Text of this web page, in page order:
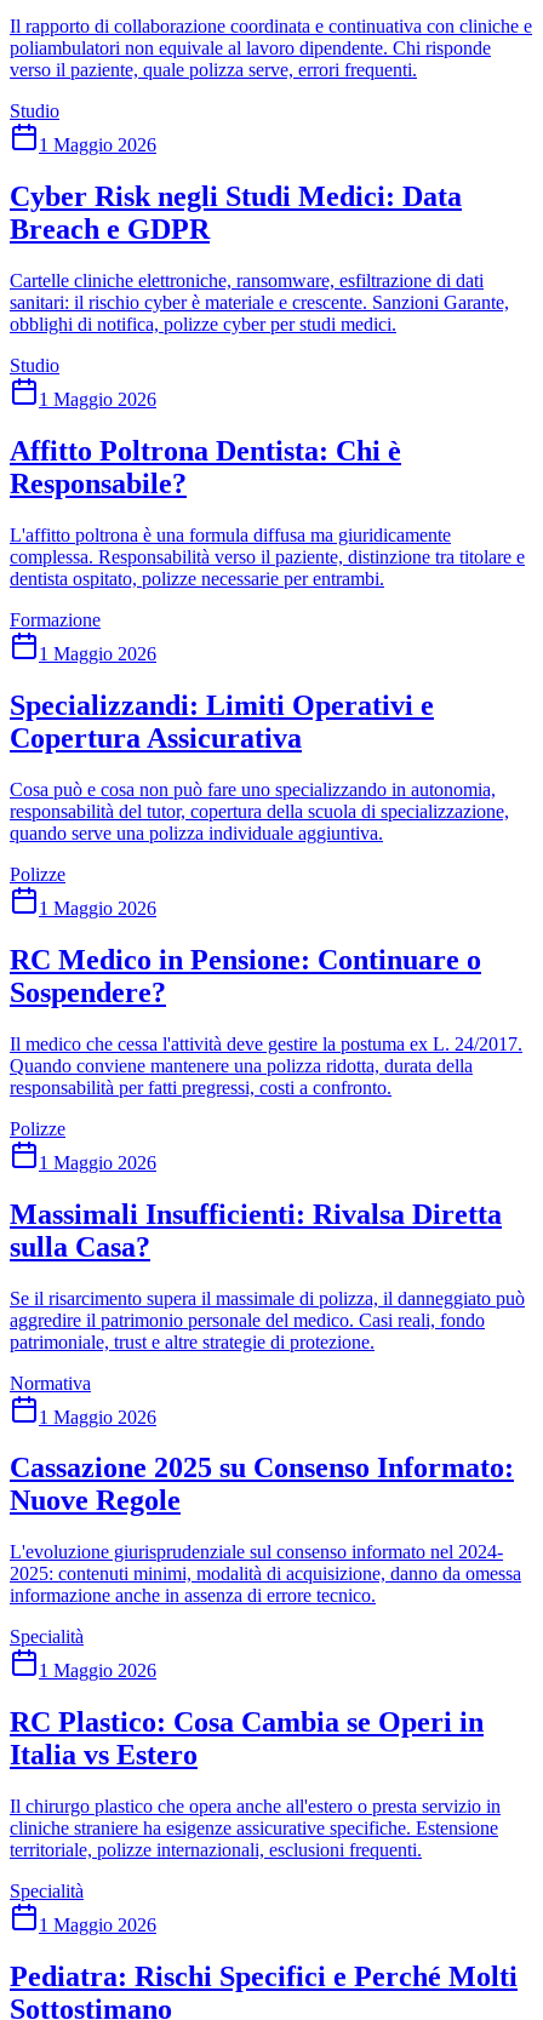
Il rapporto di collaborazione coordinata e continuativa con cliniche e
poliambulatori non equivale al lavoro dipendente. Chi risponde
verso il paziente, quale polizza serve, errori frequenti.
Studio
1 Maggio 2026
Cyber Risk negli Studi Medici: Data
Breach e GDPR
Cartelle cliniche elettroniche, ransomware, esfiltrazione di dati
sanitari: il rischio cyber è materiale e crescente. Sanzioni Garante,
obblighi di notifica, polizze cyber per studi medici.
Studio
1 Maggio 2026
Affitto Poltrona Dentista: Chi è
Responsabile?
L'affitto poltrona è una formula diffusa ma giuridicamente
complessa. Responsabilità verso il paziente, distinzione tra titolare e
dentista ospitato, polizze necessarie per entrambi.
Formazione
1 Maggio 2026
Specializzandi: Limiti Operativi e
Copertura Assicurativa
Cosa può e cosa non può fare uno specializzando in autonomia,
responsabilità del tutor, copertura della scuola di specializzazione,
quando serve una polizza individuale aggiuntiva.
Polizze
1 Maggio 2026
RC Medico in Pensione: Continuare o
Sospendere?
Il medico che cessa l'attività deve gestire la postuma ex L. 24/2017.
Quando conviene mantenere una polizza ridotta, durata della
responsabilità per fatti pregressi, costi a confronto.
Polizze
1 Maggio 2026
Massimali Insufficienti: Rivalsa Diretta
sulla Casa?
Se il risarcimento supera il massimale di polizza, il danneggiato può
aggredire il patrimonio personale del medico. Casi reali, fondo
patrimoniale, trust e altre strategie di protezione.
Normativa
1 Maggio 2026
Cassazione 2025 su Consenso Informato:
Nuove Regole
L'evoluzione giurisprudenziale sul consenso informato nel 2024-
2025: contenuti minimi, modalità di acquisizione, danno da omessa
informazione anche in assenza di errore tecnico.
Specialità
1 Maggio 2026
RC Plastico: Cosa Cambia se Operi in
Italia vs Estero
Il chirurgo plastico che opera anche all'estero o presta servizio in
cliniche straniere ha esigenze assicurative specifiche. Estensione
territoriale, polizze internazionali, esclusioni frequenti.
Specialità
1 Maggio 2026
Pediatra: Rischi Specifici e Perché Molti
Sottostimano